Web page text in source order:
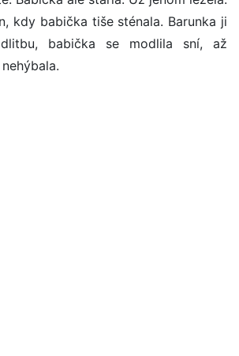
kdy babička tiše sténala. Barunka ji
babička se modlila sní, až